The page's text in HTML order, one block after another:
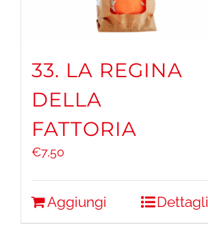
33. LA REGINA
DELLA
FATTORIA
€7,50
Aggiungi Dettagli